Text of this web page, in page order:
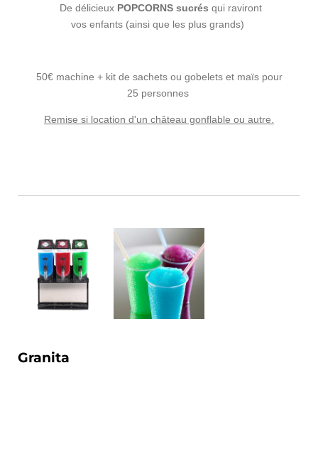
De délicieux POPCORNS sucrés qui raviront
vos enfants (ainsi que les plus grands)
50€ machine + kit de sachets ou gobelets et maïs pour
25 personnes
Remise si location d'un château gonflable ou autre.
Granita